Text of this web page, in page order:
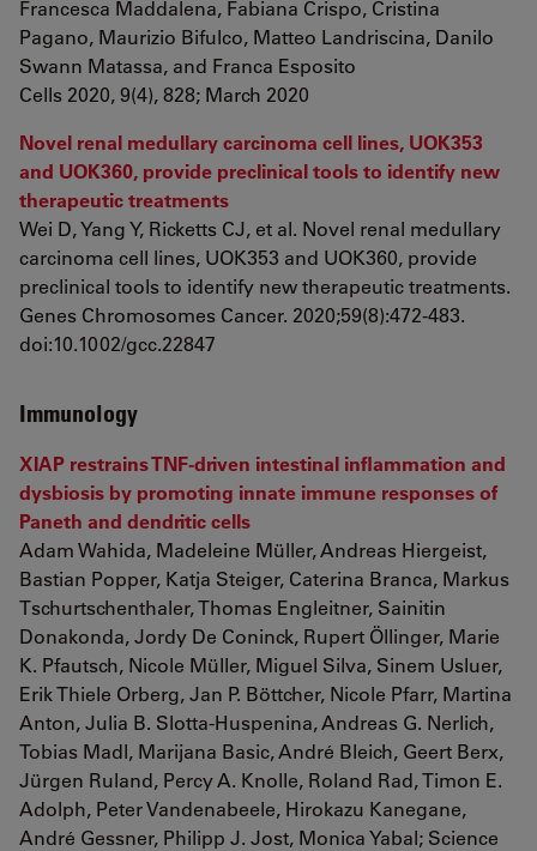
Francesca Maddalena, Fabiana Crispo, Cristina
Pagano, Maurizio Bifulco, Matteo Landriscina, Danilo
Swann Matassa, and Franca Esposito
Cells 2020, 9(4), 828; March 2020
Novel renal medullary carcinoma cell lines, UOK353
and UOK360, provide preclinical tools to identify new
therapeutic treatments
Wei D, Yang Y, Ricketts CJ, et al. Novel renal medullary
carcinoma cell lines, UOK353 and UOK360, provide
preclinical tools to identify new therapeutic treatments.
Genes Chromosomes Cancer. 2020;59(8):472-483.
doi:10.1002/gcc.22847
Immunology
XIAP restrains TNF-driven intestinal inflammation and
dysbiosis by promoting innate immune responses of
Paneth and dendritic cells
Adam Wahida, Madeleine Müller, Andreas Hiergeist,
Bastian Popper, Katja Steiger, Caterina Branca, Markus
Tschurtschenthaler, Thomas Engleitner, Sainitin
Donakonda, Jordy De Coninck, Rupert Öllinger, Marie
K. Pfautsch, Nicole Müller, Miguel Silva, Sinem Usluer,
Erik Thiele Orberg, Jan P. Böttcher, Nicole Pfarr, Martina
Anton, Julia B. Slotta-Huspenina, Andreas G. Nerlich,
Tobias Madl, Marijana Basic, André Bleich, Geert Berx,
Jürgen Ruland, Percy A. Knolle, Roland Rad, Timon E.
Adolph, Peter Vandenabeele, Hirokazu Kanegane,
André Gessner, Philipp J. Jost, Monica Yabal; Science